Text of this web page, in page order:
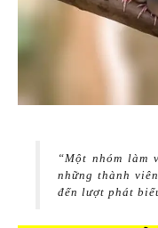
“Một nhóm làm
những thành
đến lượt phát